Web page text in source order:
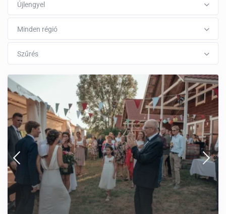
Újlengyel
Minden régió
Szűrés